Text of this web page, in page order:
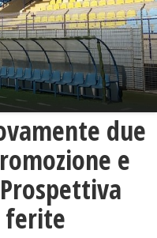
due
e
ferite